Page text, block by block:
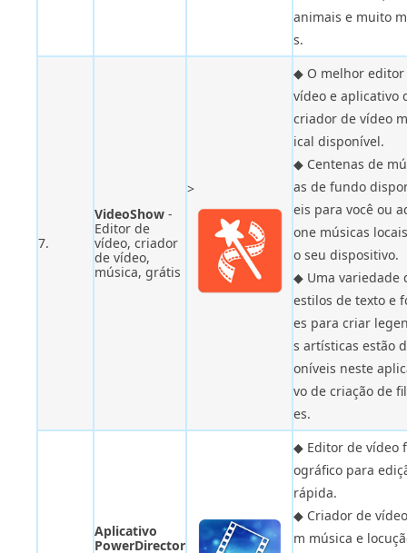
animais e muito
s.
7.
VideoShow -
Editor de
vídeo, criador
de vídeo,
música, grátis
>
◆ O melhor editor
vídeo e aplicativo
criador de vídeo
ical disponível.
◆ Centenas de
as de fundo
eis para você ou
one músicas
o seu dispositivo.
◆ Uma variedade
estilos de texto e
es para criar
s artísticas estão
oníveis neste
vo de criação de
es.
Aplicativo
PowerDirector
◆ Editor de vídeo
ográfico para
rápida.
◆ Criador de
m música e